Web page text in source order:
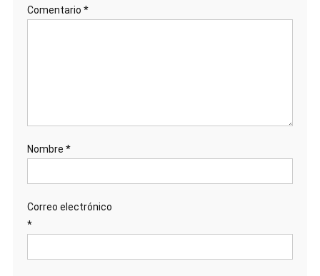
Comentario *
Nombre *
Correo electrónico
*